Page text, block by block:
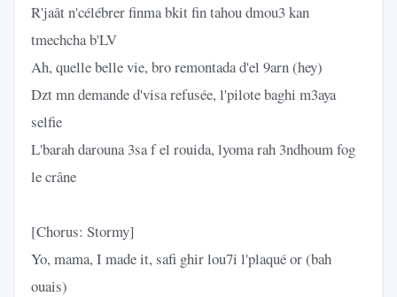
R'jaât n'célébrer finma bkit fin tahou dmou3 kan
tmechcha b'LV
Ah, quelle belle vie, bro remontada d'el 9arn (hey)
Dzt mn demande d'visa refusée, l'pilote baghi m3aya
selfie
L'barah darouna 3sa f el rouida, lyoma rah 3ndhoum fog
le crâne
[Chorus: Stormy]
Yo, mama, I made it, safi ghir lou7i l'plaqué or (bah
ouais)